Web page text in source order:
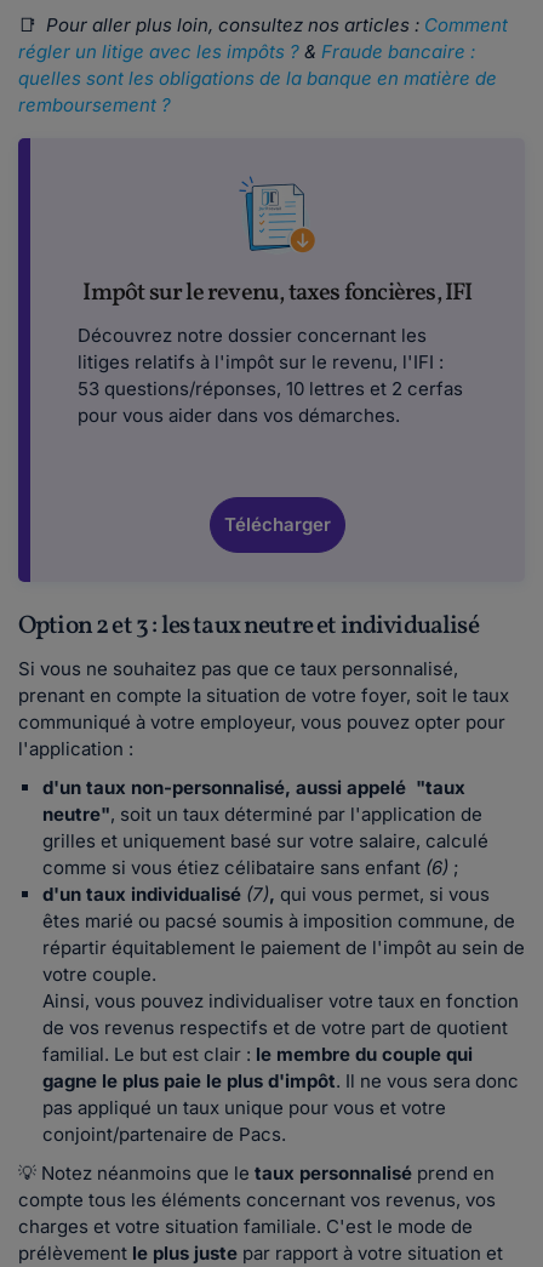
📑 Pour aller plus loin, consultez nos articles : Comment
régler un litige avec les impôts ? & Fraude bancaire :
quelles sont les obligations de la banque en matière de
remboursement ?
Impôt sur le revenu, taxes foncières, IFI
Découvrez notre dossier concernant les
litiges relatifs à l'impôt sur le revenu, l'IFI :
53 questions/réponses, 10 lettres et 2 cerfas
pour vous aider dans vos démarches.
Télécharger
Option 2 et 3 : les taux neutre et individualisé
Si vous ne souhaitez pas que ce taux personnalisé,
prenant en compte la situation de votre foyer, soit le taux
communiqué à votre employeur, vous pouvez opter pour
l'application :
d'un taux non-personnalisé, aussi appelé "taux
neutre", soit un taux déterminé par l'application de
grilles et uniquement basé sur votre salaire, calculé
comme si vous étiez célibataire sans enfant (6) ;
d'un taux individualisé (7), qui vous permet, si vous
êtes marié ou pacsé soumis à imposition commune, de
répartir équitablement le paiement de l'impôt au sein de
votre couple.
Ainsi, vous pouvez individualiser votre taux en fonction
de vos revenus respectifs et de votre part de quotient
familial. Le but est clair : le membre du couple qui
gagne le plus paie le plus d'impôt. Il ne vous sera donc
pas appliqué un taux unique pour vous et votre
conjoint/partenaire de Pacs.
💡 Notez néanmoins que le taux personnalisé prend en
compte tous les éléments concernant vos revenus, vos
charges et votre situation familiale. C'est le mode de
prélèvement le plus juste par rapport à votre situation et